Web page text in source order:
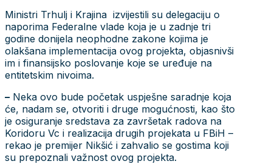
Ministri Trhulj i Krajina izvijestili su delegaciju o
naporima Federalne vlade koja je u zadnje tri
godine donijela neophodne zakone kojima je
olakšana implementacija ovog projekta, objasnivši
im i finansijsko poslovanje koje se uređuje na
entitetskim nivoima.
– Neka ovo bude početak uspješne saradnje koja
će, nadam se, otvoriti i druge mogućnosti, kao što
je osiguranje sredstava za završetak radova na
Koridoru Vc i realizacija drugih projekata u FBiH –
rekao je premijer Nikšić i zahvalio se gostima koji
su prepoznali važnost ovog projekta.